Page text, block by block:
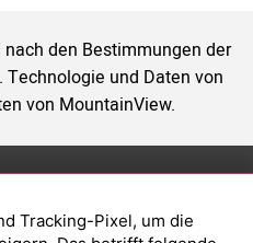
den Bestimmungen der
und Daten von
von MountainView.
Magazin
Was sind sind ETFs?
Tracking-Pixel, um die